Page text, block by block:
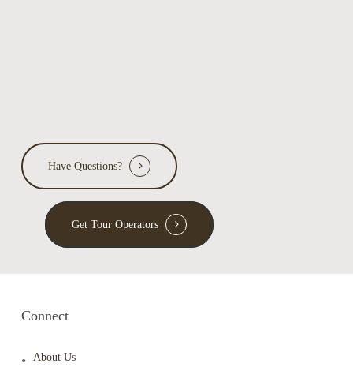
Have Questions?
Get Tour Operators
Connect
About Us